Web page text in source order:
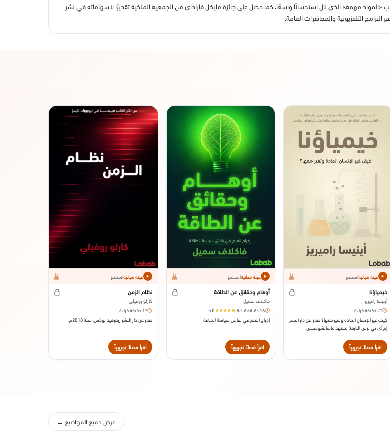
مهمة» الذي نال استحسانًا واسعًا، كما حصل على جائزة مايكل فاراداي من الجمعية الملكية تقديرًا لإسهاماته في نشر
التلفزيونية والمحاضرات العامة.
عينة مجانيةاستمع
خيمياؤنا
أينيسا راميريز
21 دقيقة قراءة
كيف غير الإنسان المادة وتغير معها؟ صدر عن دار النشر
إم آي تي برس التابعة لمعهد ماساتشوستس
اقرأ فصلاً تجريبياً
عينة مجانيةاستمع
أوهام وحقائق عن الطاقة
فاكلاف سميل
16 دقيقة قراءة
·
5.0
إدراج العلم في نقاش سياسة الطاقة
اقرأ فصلاً تجريبياً
عينة مجانيةاستمع
نظام الزمن
كارلو روفيلي
17 دقيقة قراءة
صدر عن دار النشر ريفرهيد بوكس، سنة 2018م.
اقرأ فصلاً تجريبياً
عرض جميع المواضيع →